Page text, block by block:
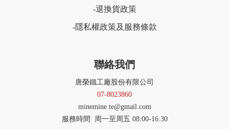
-退換貨政策
-隱私權政策及服務條款
聯絡我們
唐榮鐵工廠股份有限公司
07-8023860
minemine.te@gmail.com
服務時間 周一至周五 08:00-16:30